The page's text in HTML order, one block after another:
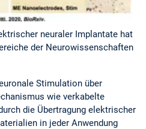
neuraler Implantate hat
der Neurowissenschaften
Stimulation über
wie verkabelte
die Übertragung elektrischer
in jeder Anwendung